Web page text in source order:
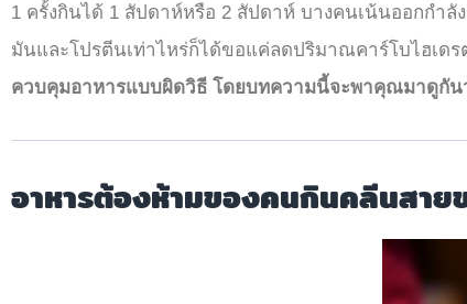
1 ครั้งกินได้ 1 สัปดาห์หรือ 2 สัปดาห์ บางคนเน้นออกกำลั
มันและโปรตีนเท่าไหร่ก็ได้ขอแค่ลดปริมาณคาร์โบไฮเด
ควบคุมอาหารแบบผิดวิธี โดยบทความนี้จะพาคุณมาดูกัน
อาหารต้องห้ามของคนกินคลีนสาย